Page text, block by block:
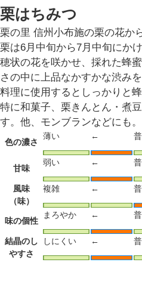
栗はちみつ
栗の里 信州小布施の栗の花か
栗は6月中旬から7月中旬にか
穂状の花を咲かせ、採れた蜂
さの中に上品なかすかな渋み
料理に使用するとしっかりと
特に和菓子、栗きんとん・煮
す。他、モンブランなどにも。
色の濃さ
薄い ←
甘味
弱い ←
風味
（味）
複雑 ←
味の個性
まろやか ←
結晶のし
やすさ
しにくい ←